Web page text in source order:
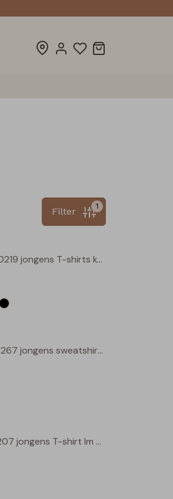
1
Filter
Biemer W20219 jongens T-shirts korte mouw Geel
Brano W20267 jongens sweatshirt Mint
Boris W20207 jongens T-shirt lm Groen donker